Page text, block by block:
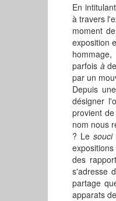
En
à travers
moment
exposition
parfois à
par un
Depuis
désigner
provient
nom nous
? Lesouci
des
s'adresse
partage
apparats